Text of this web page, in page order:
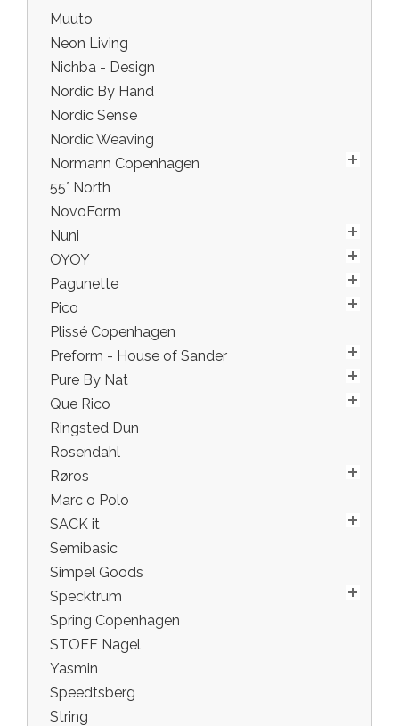
Muuto
Neon Living
Nichba - Design
Nordic By Hand
Nordic Sense
Nordic Weaving
Normann Copenhagen
55° North
NovoForm
Nuni
OYOY
Pagunette
Pico
Plissé Copenhagen
Preform - House of Sander
Pure By Nat
Que Rico
Ringsted Dun
Rosendahl
Røros
Marc o Polo
SACK it
Semibasic
Simpel Goods
Specktrum
Spring Copenhagen
STOFF Nagel
Yasmin
Speedtsberg
String